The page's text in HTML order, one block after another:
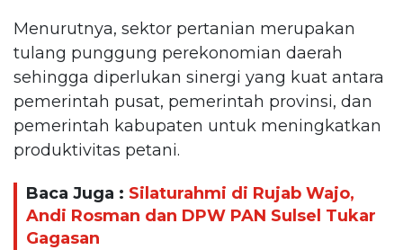
Menurutnya, sektor pertanian merupakan
tulang punggung perekonomian daerah
sehingga diperlukan sinergi yang kuat antara
pemerintah pusat, pemerintah provinsi, dan
pemerintah kabupaten untuk meningkatkan
produktivitas petani.
Baca Juga : Silaturahmi di Rujab Wajo,
Andi Rosman dan DPW PAN Sulsel Tukar
Gagasan